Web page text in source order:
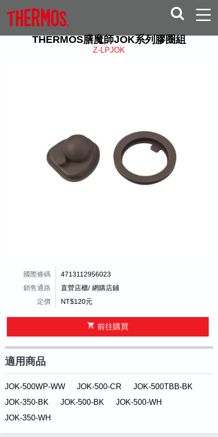
THERMOS膳魔師JOK系列膠圈組
Z-LPJOK
國際條碼
4713112956023
銷售通路
直營店櫃/ 網購店鋪
定價
NT$120元
shopping_cart 前往購買
適用商品
JOK-500WP-WW JOK-500-CR
JOK-500TBB-BK
JOK-350-BK
JOK-500-BK
JOK-500-WH
JOK-350-WH